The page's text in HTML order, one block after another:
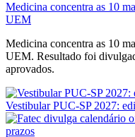
Medicina concentra as 10
UEM
Medicina concentra as 10
UEM. Resultado foi
aprovados.
Vestibular PUC-SP 2027: